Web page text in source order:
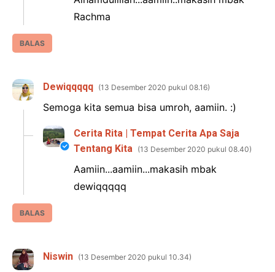
BALAS
Rachma
Dewiqqqqq 13 Desember 2020 pukul 08.16
Semoga kita semua bisa umroh, aamiin. :)
BALAS
Cerita Rita | Tempat Cerita Apa Saja
Tentang Kita
13 Desember 2020 pukul 08.40
Aamiin...aamiin...makasih mbak
dewiqqqqq
Niswin 13 Desember 2020 pukul 10.34